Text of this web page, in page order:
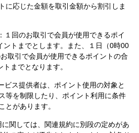
に応じた金額を取引金額から割引しま
１回のお取引で会員が使用できるポイ
ントまでとします。また、１日（0時00
取引で会員が使用できるポイントの合
までとなります。
ビス提供者は、ポイント使用の対象と
等を制限したり、ポイント利用に条件
とがあります。
関しては、関連規約に別段の定めがあ